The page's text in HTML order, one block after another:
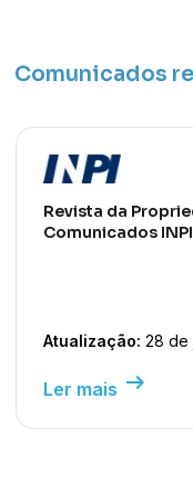
Comunicados
Revista da
Comunicados
Atualização: 28 de
Ler mais arrow_right_alt